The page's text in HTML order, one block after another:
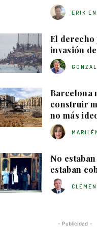
ERIK
El derecho
invasión
Barcelona
construir
no más
No
estaban
- Publicidad -